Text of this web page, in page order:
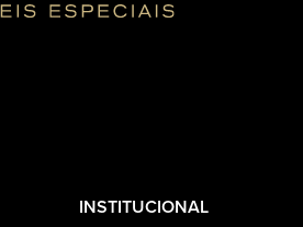
INSTITUCIONAL